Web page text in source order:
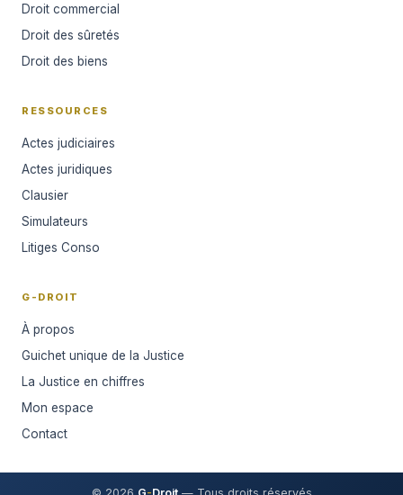
Droit commercial
Droit des sûretés
Droit des biens
RESSOURCES
Actes judiciaires
Actes juridiques
Clausier
Simulateurs
Litiges Conso
G-DROIT
À propos
Guichet unique de la Justice
La Justice en chiffres
Mon espace
Contact
© 2026 G-Droit— Tous droits réservés